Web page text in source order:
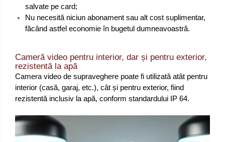
salvate pe card;
Nu necesită niciun abonament sau alt cost suplimentar,
făcând astfel economie în bugetul dumneavoastră.
Cameră video pentru interior, dar și pentru exterior,
rezistentă la apă
Camera video de supraveghere poate fi utilizată atât pentru
interior (casă, garaj, etc.), cât și pentru exterior, fiind
rezistentă inclusiv la apă, conform standardului IP 64.